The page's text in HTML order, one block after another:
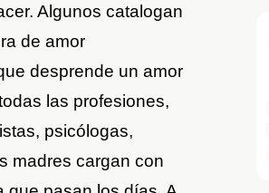
Algunos catalogan
de amor
desprende un amor
las profesiones,
psicólogas,
madres cargan con